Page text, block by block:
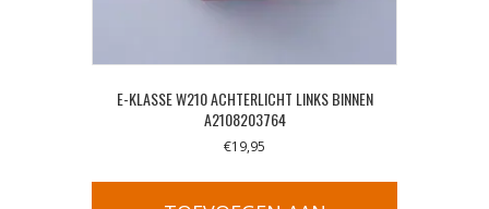
E-KLASSE W210 ACHTERLICHT LINKS BINNEN
A2108203764
€19,95